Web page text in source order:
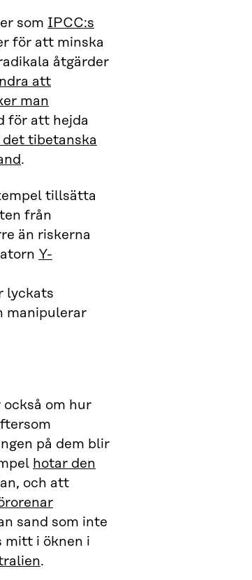
som IPCC:s
för att minska
åtgärder
att
man
för att hejda
tibetanska
.
tillsätta
från
än riskerna
Y-
lyckats
manipulerar
om hur
på dem blir
hotar den
och att
sand som inte
mitt i öknen i
.